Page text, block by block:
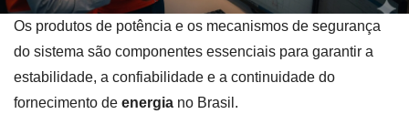
Os produtos de potência e os mecanismos de segurança
do sistema são componentes essenciais para garantir a
estabilidade, a confiabilidade e a continuidade do
fornecimento de energia no Brasil.